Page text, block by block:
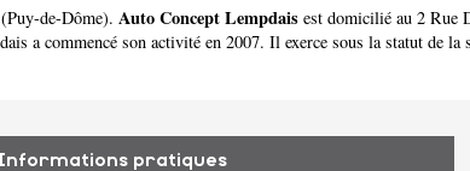
(Puy-de-Dôme). Auto Concept Lempdais est domicilié au 2 Rue
a commencé son activité en 2007. Il exerce sous la statut de la
pratiques